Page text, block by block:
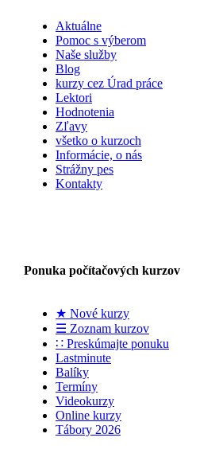
Aktuálne
Pomoc s výberom
Naše služby
Blog
kurzy cez Úrad práce
Lektori
Hodnotenia
Zľavy
všetko o kurzoch
Informácie, o nás
Strážny pes
Kontakty
Ponuka počítačových kurzov
★ Nové kurzy
☰ Zoznam kurzov
∷ Preskúmajte ponuku
Lastminute
Balíky
Termíny
Videokurzy
Online kurzy
Tábory 2026